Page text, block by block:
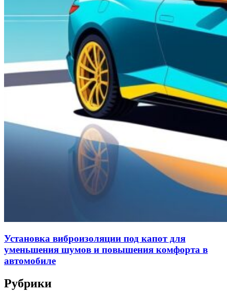
Установка виброизоляции под капот для
уменьшения шумов и повышения комфорта в
автомобиле
Рубрики